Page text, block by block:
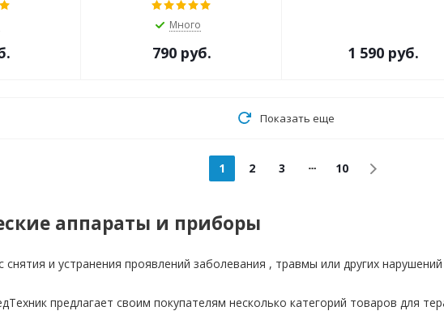
Много
790 руб. 1 590 руб.
Показать еще
1 2 3 10
аппараты и приборы
снятия и устранения проявлений заболевания , травмы или других
предлагает своим покупателям несколько категорий товаров для